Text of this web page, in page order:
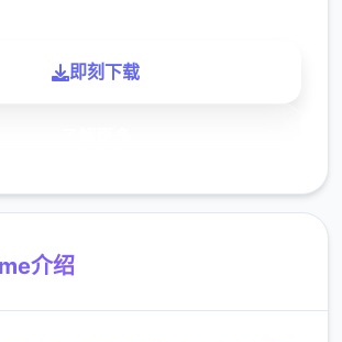
即刻下载
介绍